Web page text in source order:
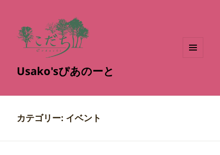
Usako'sぴあのーと
カテゴリー: イベント